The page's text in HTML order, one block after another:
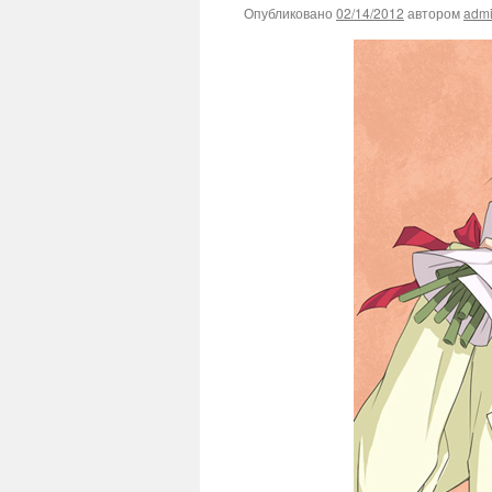
Опубликовано 02/14/2012 автором